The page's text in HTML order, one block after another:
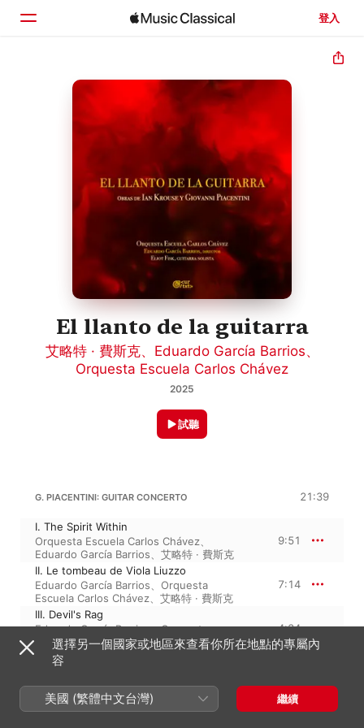
登入
首頁
El llanto de la guitarra
艾略特 · 費斯克、 Eduardo García Barrios、
Orquesta Escuela Carlos Chávez
2025
試聽
G. PIACENTINI: GUITAR CONCERTO 21:39
I. The Spirit Within
Orquesta Escuela Carlos Chávez、
Eduardo García Barrios、 艾略特 · 費斯克
9:51
II. Le tombeau de Viola Liuzzo
Eduardo García Barrios、 Orquesta
Escuela Carlos Chávez、 艾略特 · 費斯克
7:14
III. Devil's Rag
Eduardo García Barrios、Orquesta
Escuela Carlos Chávez、艾略特 · 費斯克
4:34
I. Introducción. Al salir de tu casa
選擇另一個國家或地區來查看你所在地點的專屬內
容
美國 (繁體中文台灣) 繼續